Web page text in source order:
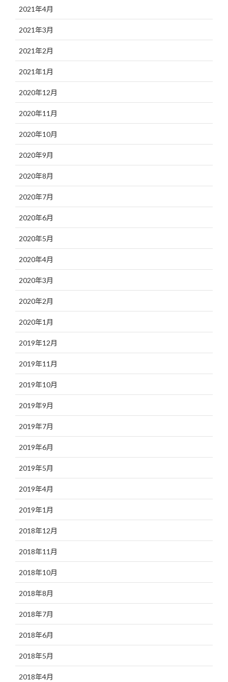
2021年4月
2021年3月
2021年2月
2021年1月
2020年12月
2020年11月
2020年10月
2020年9月
2020年8月
2020年7月
2020年6月
2020年5月
2020年4月
2020年3月
2020年2月
2020年1月
2019年12月
2019年11月
2019年10月
2019年9月
2019年7月
2019年6月
2019年5月
2019年4月
2019年1月
2018年12月
2018年11月
2018年10月
2018年8月
2018年7月
2018年6月
2018年5月
2018年4月